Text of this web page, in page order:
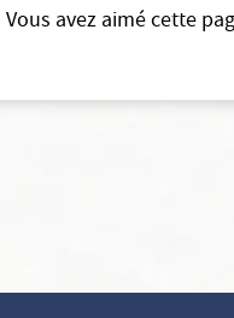
Vous avez aimé cette